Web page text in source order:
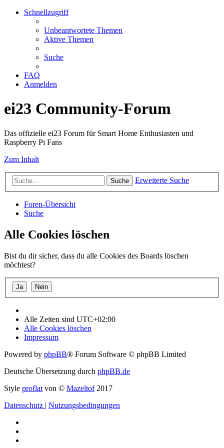
Schnellzugriff
Unbeantwortete Themen
Aktive Themen
Suche
FAQ
Anmelden
ei23 Community-Forum
Das offizielle ei23 Forum für Smart Home Enthusiasten und
Raspberry Pi Fans
Zum Inhalt
Suche Erweiterte Suche
Foren-Übersicht
Suche
Alle Cookies löschen
Bist du dir sicher, dass du alle Cookies des Boards löschen
möchtest?
Alle Zeiten sind UTC+02:00
Alle Cookies löschen
Impressum
Powered by phpBB® Forum Software © phpBB Limited
Deutsche Übersetzung durch phpBB.de
Style proflat von © Mazeltof2017
Datenschutz | Nutzungsbedingungen